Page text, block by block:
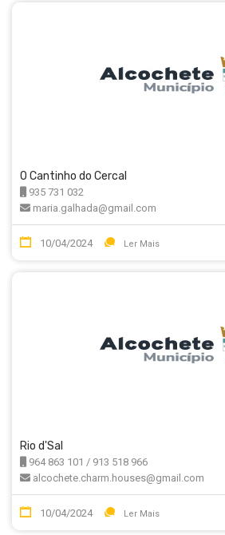
O Cantinho do Cercal
935 731 032
maria.galhada@gmail.com
10/04/2024 Ler Mais
Rio d'Sal
964 863 101 / 913 518 966
alcochete.charm.houses@gmail.com
10/04/2024 Ler Mais